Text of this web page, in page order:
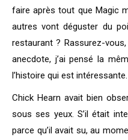
faire après tout que Magic
autres vont déguster du
restaurant ? Rassurez-
anecdote, j’ai pensé la
l’histoire qui est intéressante.
Chick Hearn avait bien
sous ses yeux. S’il était
parce qu’il avait su, au